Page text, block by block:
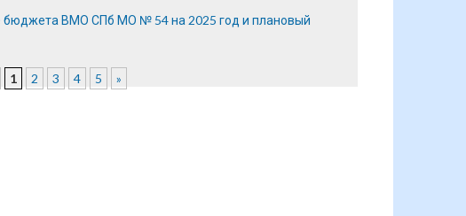
бюджета ВМО СПб МО № 54 на 2025 год и плановый
1 2 3 4 5 »